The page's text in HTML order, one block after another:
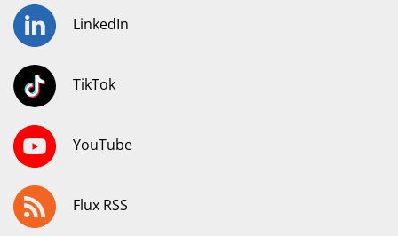
LinkedIn
TikTok
YouTube
Flux RSS